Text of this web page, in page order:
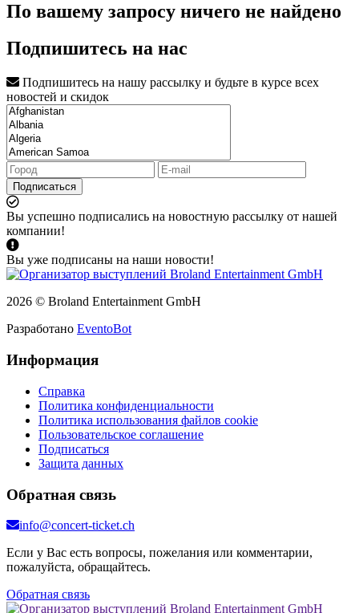
По вашему запросу ничего не найдено
Подпишитесь на нас
Подпишитесь на нашу рассылку и будьте в курсе всех
новостей и скидок
Подписаться
Вы успешно подписались на новостную рассылку от нашей
компании!
Вы уже подписаны на наши новости!
2026 © Broland Entertainment GmbH
Разработано EventoBot
Информация
Справка
Политика конфиденциальности
Политика использования файлов cookie
Пользовательское соглашение
Подписаться
Защита данных
Обратная связь
info@concert-ticket.ch
Если у Вас есть вопросы, пожелания или комментарии,
пожалуйста, обращайтесь.
Обратная связь